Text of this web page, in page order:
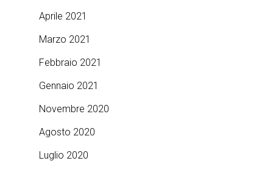
Aprile 2021
Marzo 2021
Febbraio 2021
Gennaio 2021
Novembre 2020
Agosto 2020
Luglio 2020